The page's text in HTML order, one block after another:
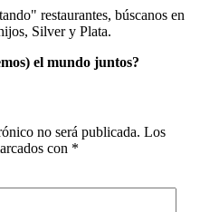
restaurantes, búscanos en
Silver y Plata.
el mundo juntos?
no será publicada. Los
con *